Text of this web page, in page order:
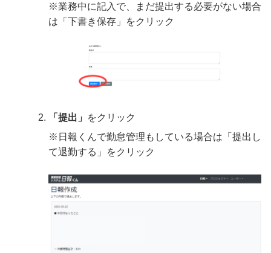
※業務中に記入で、まだ提出する必要がない場合
は「下書き保存」をクリック
「提出」
をクリック
※日報くんで勤怠管理もしている場合は「提出し
て退勤する」をクリック